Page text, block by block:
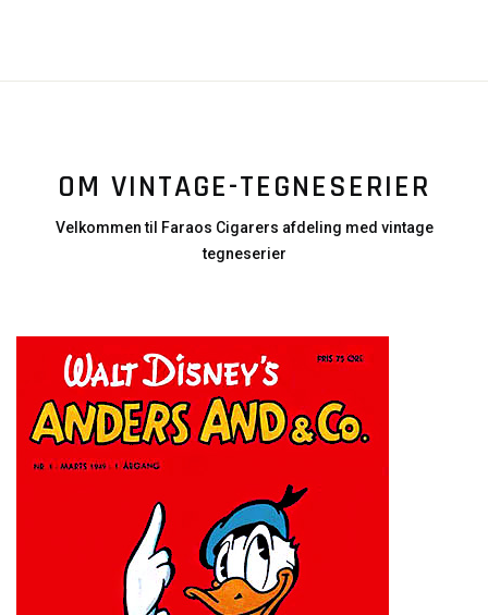
OM VINTAGE-TEGNESERIER
Velkommen til Faraos Cigarers afdeling med vintage
tegneserier